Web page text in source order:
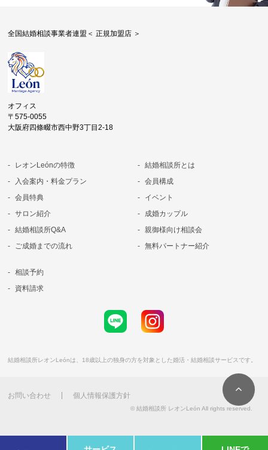
全国結婚相談事業者連盟＜ 正規加盟店 ＞
オフィス
〒575-0055
大阪府四條畷市西中野3丁目2-18
レオンLeónの特徴
入会案内・料金プラン
会員特典
サロン紹介
結婚相談所Q&A
ご成婚までの流れ
結婚相談所とは
会員構成
イベント
成婚カップル
親御様向け相談会
無料パートナー紹介
相談予約
資料請求
結婚相談所レオンLeónは、18歳以上の独身の方を対象とした婚活・結婚相談サービスです。
お問い合わせ 個人情報保護方針
© 結婚相談所 レオンLeón All rights reserved.